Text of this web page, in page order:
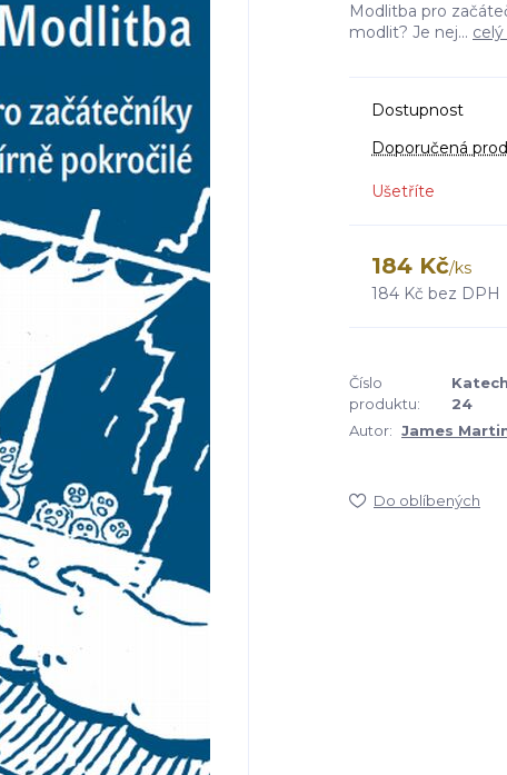
Modlitba pro
modlit? Je nej...
Dostupnost
Doporučená
Ušetříte
184 Kč/ks
184 Kč bez DPH
Číslo
produktu:
24
Autor: James
Do oblíbených